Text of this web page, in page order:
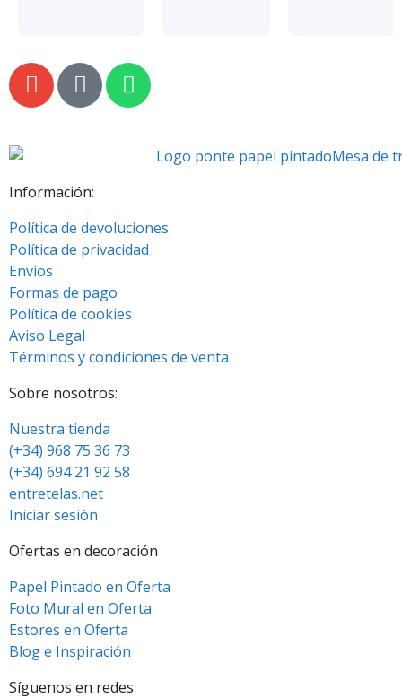
Información:
Política de devoluciones
Política de privacidad
Envíos
Formas de pago
Política de cookies
Aviso Legal
Términos y condiciones de venta
Sobre nosotros:
Nuestra tienda
(+34) 968 75 36 73
(+34) 694 21 92 58
entretelas.net
Iniciar sesión
Ofertas en decoración
Papel Pintado en Oferta
Foto Mural en Oferta
Estores en Oferta
Blog e Inspiración
Síguenos en redes